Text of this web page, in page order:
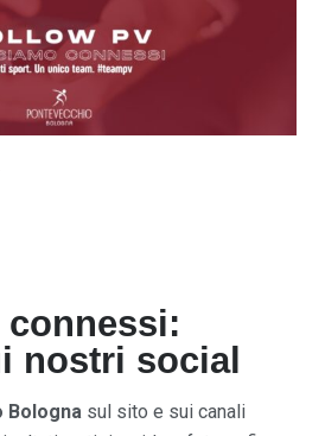
nostri social
Bologna sul sito e sui canali